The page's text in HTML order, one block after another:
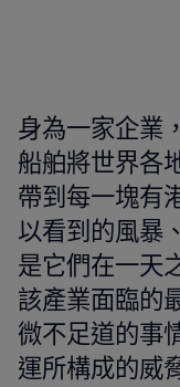
身為一家企業
船舶將世界各
帶到每一塊有
以看到的風暴
是它們在一天
該產業面臨的
微不足道的事
運所構成的威